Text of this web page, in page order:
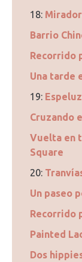
18:
Barrio
Recorrido
Una tarde
19:
Cruzando
Vuelta en
Square
20:
Un paseo
Recorrido
Painted
Dos